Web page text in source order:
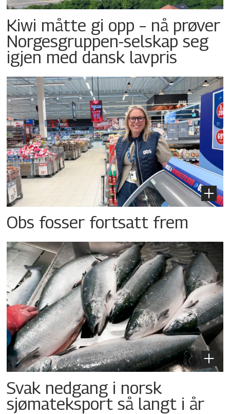
Kiwi måtte gi opp – nå prøver
Norgesgruppen-selskap seg
igjen med dansk lavpris
Obs fosser fortsatt frem
Svak nedgang i norsk
sjømateksport så langt i år